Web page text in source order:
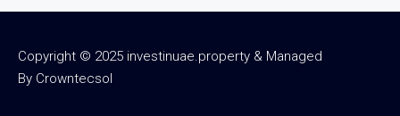
Copyright © 2025 investinuae.property & Managed
By Crowntecsol